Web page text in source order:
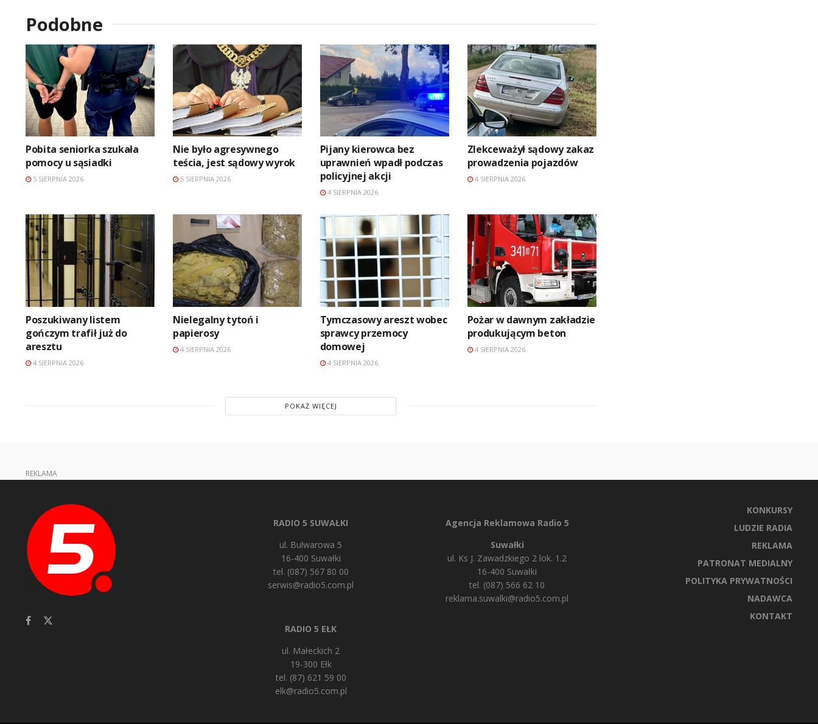
Podobne
Pobita seniorka szukała
pomocy u sąsiadki
5 SIERPNIA 2026
Nie było agresywnego
teścia, jest sądowy wyrok
5 SIERPNIA 2026
Pijany kierowca bez
uprawnień wpadł podczas
policyjnej akcji
4 SIERPNIA 2026
Zlekceważył sądowy zakaz
prowadzenia pojazdów
4 SIERPNIA 2026
Poszukiwany listem
gończym trafił już do
aresztu
4 SIERPNIA 2026
Nielegalny tytoń i
papierosy
4 SIERPNIA 2026
Tymczasowy areszt wobec
sprawcy przemocy
domowej
4 SIERPNIA 2026
Pożar w dawnym zakładzie
produkującym beton
4 SIERPNIA 2026
POKAŻ WIĘCEJ
REKLAMA
RADIO 5 SUWAŁKI
ul. Bulwarowa 5
16-400 Suwałki
tel. (087) 567 80 00
serwis@radio5.com.pl
RADIO 5 EŁK
ul. Małeckich 2
19-300 Ełk
tel. (87) 621 59 00
elk@radio5.com.pl
Agencja Reklamowa Radio 5
Suwałki
ul. Ks J. Zawadzkiego 2 lok. 1.2
16-400 Suwałki
tel. (087) 566 62 10
reklama.suwalki@radio5.com.pl
KONKURSY
LUDZIE RADIA
REKLAMA
PATRONAT MEDIALNY
POLITYKA PRYWATNOŚCI
NADAWCA
KONTAKT